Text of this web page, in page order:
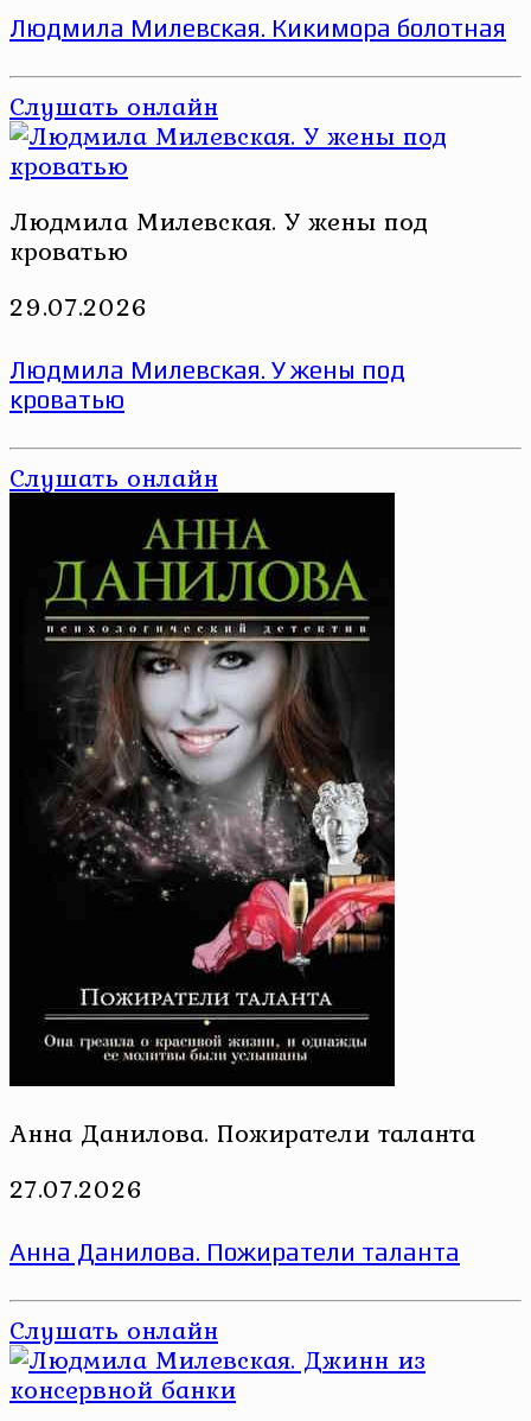
Людмила Милевская. Кикимора болотная
Слушать онлайн
Людмила Милевская. У жены под
кроватью
29.07.2026
Людмила Милевская. У жены под
кроватью
Слушать онлайн
Анна Данилова. Пожиратели таланта
27.07.2026
Анна Данилова. Пожиратели таланта
Слушать онлайн